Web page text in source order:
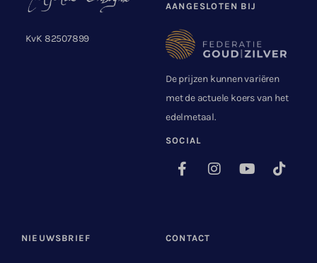
KvK 82507899
AANGESLOTEN BIJ
De prijzen kunnen variëren
met de actuele koers van het
edelmetaal.
SOCIAL
NIEUWSBRIEF CONTACT